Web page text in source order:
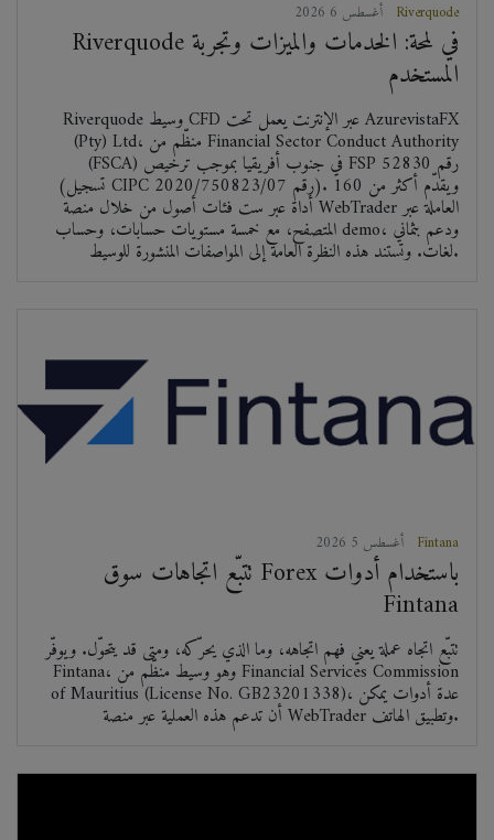
Riverquode
Riverquode في لمحة: الخدمات والميزات وتجربة
المستخدم
Riverquode وسيط CFD عبر الإنترنت يعمل تحت AzurevistaFX
(Pty) Ltd، منظّم من Financial Sector Conduct Authority
(FSCA) في جنوب أفريقيا بموجب ترخيص FSP رقم 52830
(تسجيل CIPC رقم 2020/750823/07). ويقدّم أكثر من 160
أداة عبر ست فئات أصول من خلال منصة WebTrader العاملة عبر
المتصفح، مع خمسة مستويات حسابات، وحساب demo، ودعم بثماني
لغات. وتستند هذه النظرة العامة إلى المواصفات المنشورة للوسيط.
Fintana
تتبّع اتجاهات سوق Forex باستخدام أدوات
Fintana
تتبّع اتجاه عملة يعني فهم اتجاهه، وما الذي يحرّكه، ومتى قد يتحوّل. ويوفّر
Fintana، وهو وسيط منظّم من Financial Services Commission
of Mauritius (License No. GB23201338)، عدة أدوات يمكن
أن تدعم هذه العملية عبر منصة WebTrader وتطبيق الهاتف.